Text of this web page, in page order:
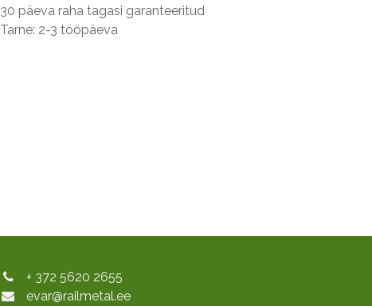
30 päeva raha tagasi garanteeritud
Tarne: 2-3 tööpäeva
+ 372 5620 2655
evar@railmetal.ee